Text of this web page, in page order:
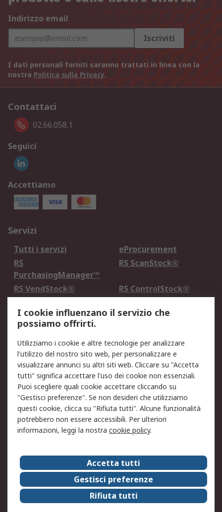
Indirizzo email
Iscriviti
I dati personali forniti saranno trattati in linea con la
nostra Politica sulla Privacy.
Contattaci
02.66.058.1
Seguici
Accettiamo
Servizi
Tutti i servizi
eProcurement
RS
PurchasingManager™
RS ScanStock®
RS VendStock®
RS ControlStock®
Legale
Informativa Cookie
Informativa Privacy -
Aggiornata
Email Security
Termini d'uso
Condizioni di vendita
Condizioni generali di
servizio
Etica e responsabilità
Chi Siamo
Chi Siamo
Contattaci
Supporto
ESG
Carriere
RS Group
Press Centre
Discovery: il Blog di RS
I cookie influenzano il servizio che
possiamo offrirti.
Utilizziamo i cookie e altre tecnologie per analizzare
l'utilizzo del nostro sito web, per personalizzare e
visualizzare annunci su altri siti web. Cliccare su "Accetta
tutti" significa accettare l'uso dei cookie non essenziali.
Puoi scegliere quali cookie accettare cliccando su
"Gestisci preferenze". Se non desideri che utilizziamo
questi cookie, clicca su "Rifiuta tutti". Alcune funzionalità
potrebbero non essere accessibili. Per ulteriori
informazioni, leggi la nostra cookie policy.
Accetta tutti
Gestisci preferenze
Rifiuta tutti